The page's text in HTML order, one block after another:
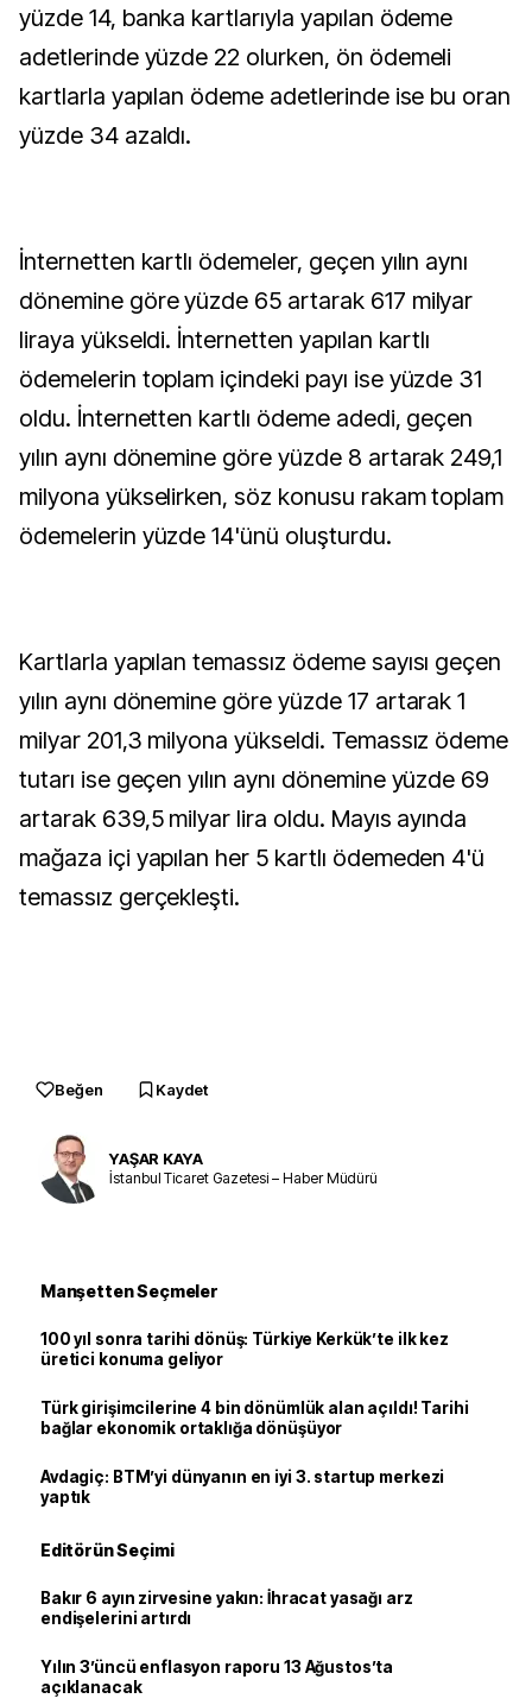
yüzde 14, banka kartlarıyla yapılan ödeme
adetlerinde yüzde 22 olurken, ön ödemeli
kartlarla yapılan ödeme adetlerinde ise bu oran
yüzde 34 azaldı.
İnternetten kartlı ödemeler, geçen yılın aynı
dönemine göre yüzde 65 artarak 617 milyar
liraya yükseldi. İnternetten yapılan kartlı
ödemelerin toplam içindeki payı ise yüzde 31
oldu. İnternetten kartlı ödeme adedi, geçen
yılın aynı dönemine göre yüzde 8 artarak 249,1
milyona yükselirken, söz konusu rakam toplam
ödemelerin yüzde 14'ünü oluşturdu.
Kartlarla yapılan temassız ödeme sayısı geçen
yılın aynı dönemine göre yüzde 17 artarak 1
milyar 201,3 milyona yükseldi. Temassız ödeme
tutarı ise geçen yılın aynı dönemine yüzde 69
artarak 639,5 milyar lira oldu. Mayıs ayında
mağaza içi yapılan her 5 kartlı ödemeden 4'ü
temassız gerçekleşti.
Beğen Kaydet
YAŞAR KAYA
İstanbul Ticaret Gazetesi – Haber Müdürü
Manşetten Seçmeler
100 yıl sonra tarihi dönüş: Türkiye Kerkük’te ilk kez
üretici konuma geliyor
Türk girişimcilerine 4 bin dönümlük alan açıldı! Tarihi
bağlar ekonomik ortaklığa dönüşüyor
Avdagiç: BTM’yi dünyanın en iyi 3. startup merkezi
yaptık
Editörün Seçimi
Bakır 6 ayın zirvesine yakın: İhracat yasağı arz
endişelerini artırdı
Yılın 3’üncü enflasyon raporu 13 Ağustos’ta
açıklanacak